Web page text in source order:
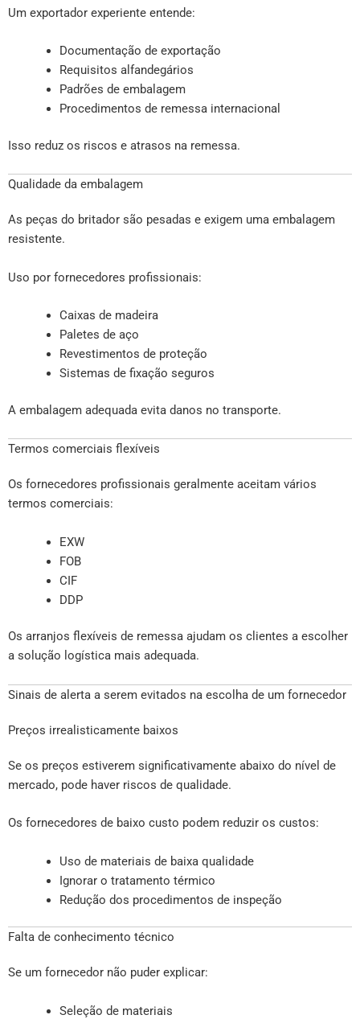
Um exportador experiente entende:
Documentação de exportação
Requisitos alfandegários
Padrões de embalagem
Procedimentos de remessa internacional
Isso reduz os riscos e atrasos na remessa.
Qualidade da embalagem
As peças do britador são pesadas e exigem uma embalagem
resistente.
Uso por fornecedores profissionais:
Caixas de madeira
Paletes de aço
Revestimentos de proteção
Sistemas de fixação seguros
A embalagem adequada evita danos no transporte.
Termos comerciais flexíveis
Os fornecedores profissionais geralmente aceitam vários
termos comerciais:
EXW
FOB
CIF
DDP
Os arranjos flexíveis de remessa ajudam os clientes a escolher
a solução logística mais adequada.
Sinais de alerta a serem evitados na escolha de um fornecedor
Preços irrealisticamente baixos
Se os preços estiverem significativamente abaixo do nível de
mercado, pode haver riscos de qualidade.
Os fornecedores de baixo custo podem reduzir os custos:
Uso de materiais de baixa qualidade
Ignorar o tratamento térmico
Redução dos procedimentos de inspeção
Falta de conhecimento técnico
Se um fornecedor não puder explicar:
Seleção de materiais